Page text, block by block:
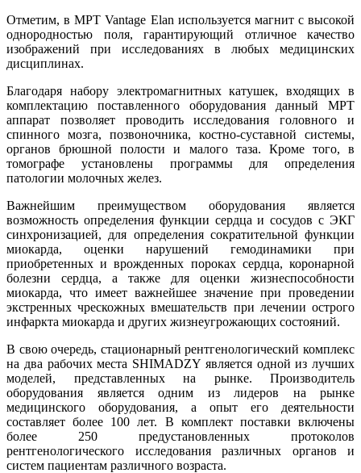
Отметим, в МРТ Vantage Elan используется магнит с высокой
однородностью поля, гарантирующий отличное качество
изображений при исследованиях в любых медицинских
дисциплинах.
Благодаря набору электромагнитных катушек, входящих в
комплектацию поставленного оборудования данный МРТ
аппарат позволяет проводить исследования головного и
спинного мозга, позвоночника, костно-суставной системы,
органов брюшной полости и малого таза. Кроме того, в
томографе установлены программы для определения
патологии молочных желез.
Важнейшим преимуществом оборудования является
возможность определения функции сердца и сосудов с ЭКГ
синхронизацией, для определения сократительной функции
миокарда, оценки нарушений гемодинамики при
приобретенных и врожденных пороках сердца, коронарной
болезни сердца, а также для оценки жизнеспособности
миокарда, что имеет важнейшее значение при проведении
экстренных чрескожных вмешательств при лечении острого
инфаркта миокарда и других жизнеугрожающих состояний.
В свою очередь, стационарный рентгенологический комплекс
на два рабочих места SHIMADZY является одной из лучших
моделей, представленных на рынке. Производитель
оборудования является одним из лидеров на рынке
медицинского оборудования, а опыт его деятельности
составляет более 100 лет. В комплект поставки включены
более 250 предустановленных протоколов
рентгенологического исследования различных органов и
систем пациентам различного возраста.